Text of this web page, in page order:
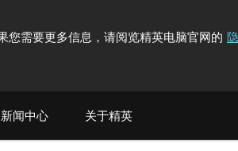
您需要更多信息，请阅览精英电脑官网的
新闻中心 关于精英